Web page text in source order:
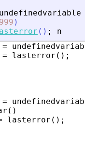
undefinedvariable
999 )
( ) ;
n
= lasterror();
lasterror();